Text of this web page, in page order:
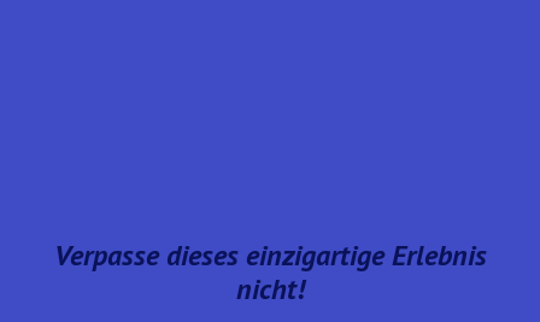
Verpasse dieses einzigartige Erlebnis
nicht!